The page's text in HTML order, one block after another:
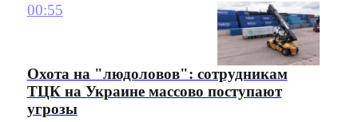
00:55
Охота на "людоловов": сотрудникам
ТЦК на Украине массово поступают
угрозы